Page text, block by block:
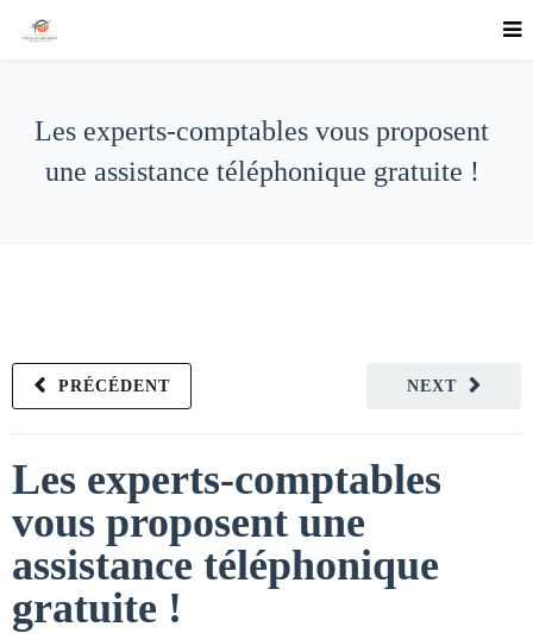
Les experts-comptables vous proposent
une assistance téléphonique gratuite !
NEXT
PRÉCÉDENT
Les experts-comptables
vous proposent une
assistance téléphonique
gratuite !